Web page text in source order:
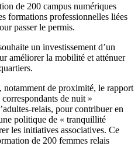
de 200 campus numériques
formations professionnelles liées
passer le permis.
un investissement d’un
améliorer la mobilité et atténuer
de proximité, le rapport
de nuit »
relais, pour contribuer en
politique de « tranquillité
les initiatives associatives. Ce
de 200 femmes relais